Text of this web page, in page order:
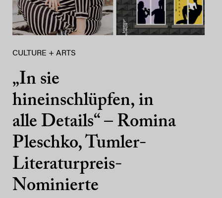
CULTURE + ARTS
„In sie
hineinschlüpfen, in
alle Details“ – Romina
Pleschko, Tumler-
Literaturpreis-
Nominierte